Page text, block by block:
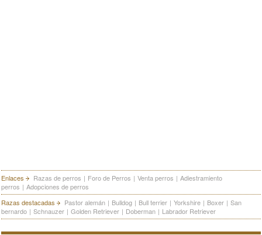
Enlaces Razas de perros | Foro de Perros | Venta perros | Adiestramiento
perros | Adopciones de perros
Razas destacadas
Pastor alemán | Bulldog | Bull terrier | Yorkshire | Boxer | San
bernardo | Schnauzer | Golden Retriever | Doberman | Labrador Retriever